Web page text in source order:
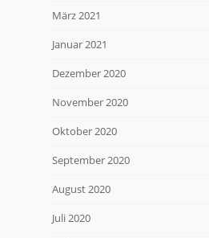
März 2021
Januar 2021
Dezember 2020
November 2020
Oktober 2020
September 2020
August 2020
Juli 2020